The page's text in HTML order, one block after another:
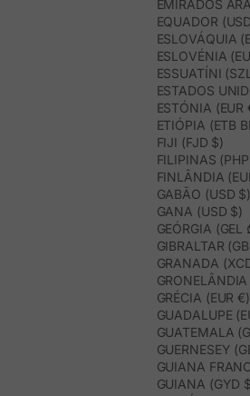
EQUADOR
ESLOVÁQUIA
ESLOVÉNIA
ESSUATÍNI
ESTADOS
ESTÓNIA (EUR
ETIÓPIA (ETB
FIJI (FJD $)
FILIPINAS
FINLÂNDIA
GABÃO (USD $)
GANA (USD $)
GEÓRGIA (GEL
GIBRALTAR
GRANADA
GRÉCIA (EUR €)
GUADALUPE
GUATEMALA
GUERNESEY
GUIANA
GUIANA (GYD